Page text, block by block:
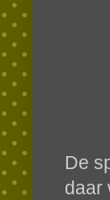
De
daar